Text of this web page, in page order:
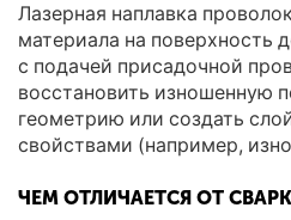
Лазерная наплавка
материала на поверхность
с подачей присадочной
восстановить изношенную
геометрию или создать
свойствами (например,
ЧЕМ ОТЛИЧАЕТСЯ ОТ